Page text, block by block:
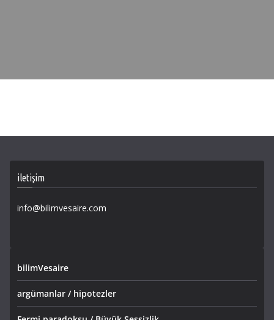
iletişim
info@bilimvesaire.com
bilimVesaire
argümanlar / hipotezler